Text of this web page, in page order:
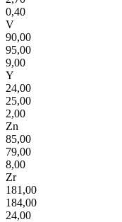
0,40
V
90,00
95,00
9,00
Y
24,00
25,00
2,00
Zn
85,00
79,00
8,00
Zr
181,00
184,00
24,00